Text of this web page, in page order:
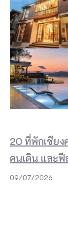
20 ที่พักเชีย
คนเดิน และ
09/07/2026